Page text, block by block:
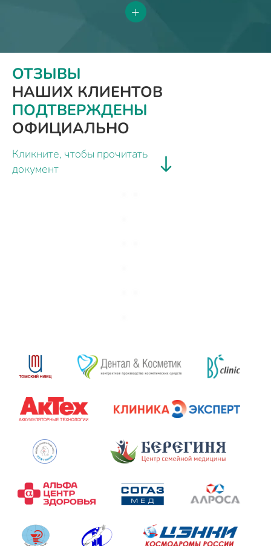
+
ОТЗЫВЫ
НАШИХ КЛИЕНТОВ
ПОДТВЕРЖДЕНЫ
ОФИЦИАЛЬНО
Кликните, чтобы прочитать
документ